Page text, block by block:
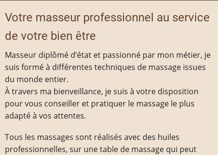
Votre masseur professionnel au service
de votre bien être
Masseur diplômé d’état et passionné par mon métier, je
suis formé à différentes techniques de massage issues
du monde entier.
À travers ma bienveillance, je suis à votre disposition
pour vous conseiller et pratiquer le massage le plus
adapté à vos attentes.
Tous les massages sont réalisés avec des huiles
professionnelles, sur une table de massage qui peut